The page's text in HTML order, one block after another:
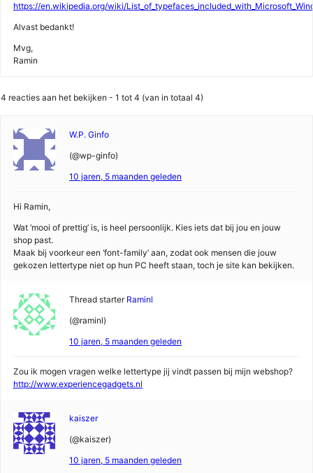
https://en.wikipedia.org/wiki/
Alvast bedankt!
Mvg,
Ramin
4 reacties aan het bekijken - 1 tot 4 (van in totaal 4)
W.P. Ginfo
(@wp-ginfo)
10 jaren, 5 maanden geleden
Hi Ramin,
Wat ‘mooi of prettig’ is, is heel persoonlijk. Kies iets dat bij jou en jouw
shop past.
Maak bij voorkeur een ‘font-family’ aan, zodat ook mensen die jouw
gekozen lettertype niet op hun PC heeft staan, toch je site kan bekijken.
Thread starter Raminl
(@raminl)
10 jaren, 5 maanden geleden
Zou ik mogen vragen welke lettertype jij vindt passen bij mijn webshop?
http://www.experiencegadgets.nl
kaiszer
(@kaiszer)
10 jaren, 5 maanden geleden